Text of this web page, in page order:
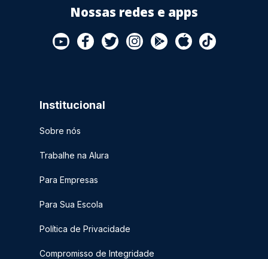
Nossas redes e apps
Institucional
Sobre nós
Trabalhe na Alura
Para Empresas
Para Sua Escola
Política de Privacidade
Compromisso de Integridade